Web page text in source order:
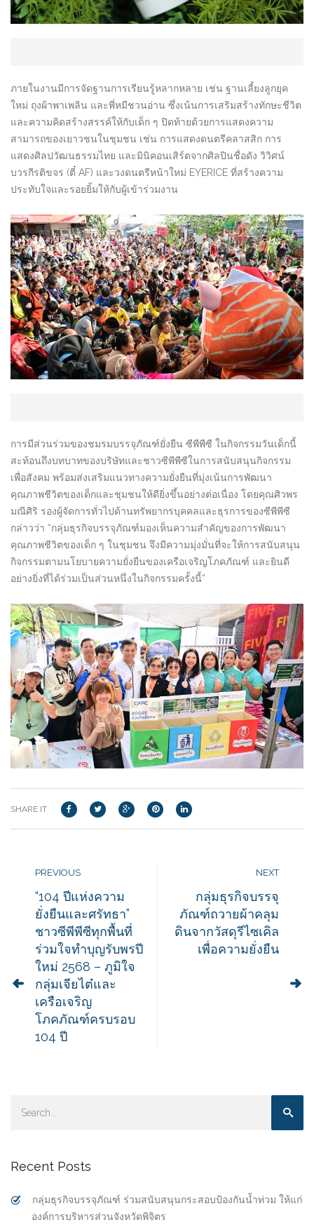
ภายในงานมีการจัดฐานการเรียนรู้หลากหลาย เช่น ฐานเลี้ยงลูกยุค
ใหม่ ถุงผ้าพาเพลิน และพี่หมีชวนอ่าน ซึ่งเน้นการเสริมสร้างทักษะชีวิต
และความคิดสร้างสรรค์ให้กับเด็ก ๆ ปิดท้ายด้วยการแสดงความ
สามารถของเยาวชนในชุมชน เช่น การแสดงดนตรีคลาสสิก การ
แสดงศิลปวัฒนธรรมไทย และมินิคอนเสิร์ตจากศิลปินชื่อดัง วิวิศน์
บวรกีรติขจร (ตี๋ AF) และวงดนตรีหน้าใหม่ EYERICE ที่สร้างความ
ประทับใจและรอยยิ้มให้กับผู้เข้าร่วมงาน
การมีส่วนร่วมของชมรมบรรจุภัณฑ์ยั่งยืน ซีพีพีซี ในกิจกรรมวันเด็กนี้
สะท้อนถึงบทบาทของบริษัทและชาวซีพีพีซีในการสนับสนุนกิจกรรม
เพื่อสังคม พร้อมส่งเสริมแนวทางความยั่งยืนที่มุ่งเน้นการพัฒนา
คุณภาพชีวิตของเด็กและชุมชนให้ดียิ่งขึ้นอย่างต่อเนื่อง โดยคุณศิวพร
มณีศิริ รองผู้จัดการทั่วไปด้านทรัพยากรบุคคลและธุรการของซีพีพีซี
กล่าวว่า “กลุ่มธุรกิจบรรจุภัณฑ์มองเห็นความสำคัญของการพัฒนา
คุณภาพชีวิตของเด็ก ๆ ในชุมชน จึงมีความมุ่งมั่นที่จะให้การสนับสนุน
กิจกรรมตามนโยบายความยั่งยืนของเครือเจริญโภคภัณฑ์ และยินดี
อย่างยิ่งที่ได้ร่วมเป็นส่วนหนึ่งในกิจกรรมครั้งนี้”
SHARE IT
PREVIOUS
“104 ปีแห่งความ
ยั่งยืนและศรัทธา”
ชาวซีพีพีซีทุกพื้นที่
ร่วมใจทำบุญรับพรปี
ใหม่ 2568 – ภูมิใจ
กลุ่มเจียไต๋และ
เครือเจริญ
โภคภัณฑ์ครบรอบ
104 ปี
NEXT
กลุ่มธุรกิจบรรจุ
ภัณฑ์ถวายผ้าคลุม
ดินจากวัสดุรีไซเคิล
เพื่อความยั่งยืน
Recent Posts
กลุ่มธุรกิจบรรจุภัณฑ์ ร่วมสนับสนุนกระสอบป้องกันน้ำท่วม ให้แก่
องค์การบริหารส่วนจังหวัดพิจิตร